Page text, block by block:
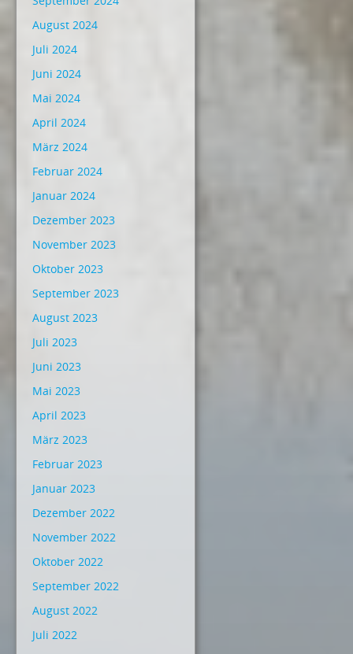
August 2024
Juli 2024
Juni 2024
Mai 2024
April 2024
März 2024
Februar 2024
Januar 2024
Dezember 2023
November 2023
Oktober 2023
September 2023
August 2023
Juli 2023
Juni 2023
Mai 2023
April 2023
März 2023
Februar 2023
Januar 2023
Dezember 2022
November 2022
Oktober 2022
September 2022
August 2022
Juli 2022